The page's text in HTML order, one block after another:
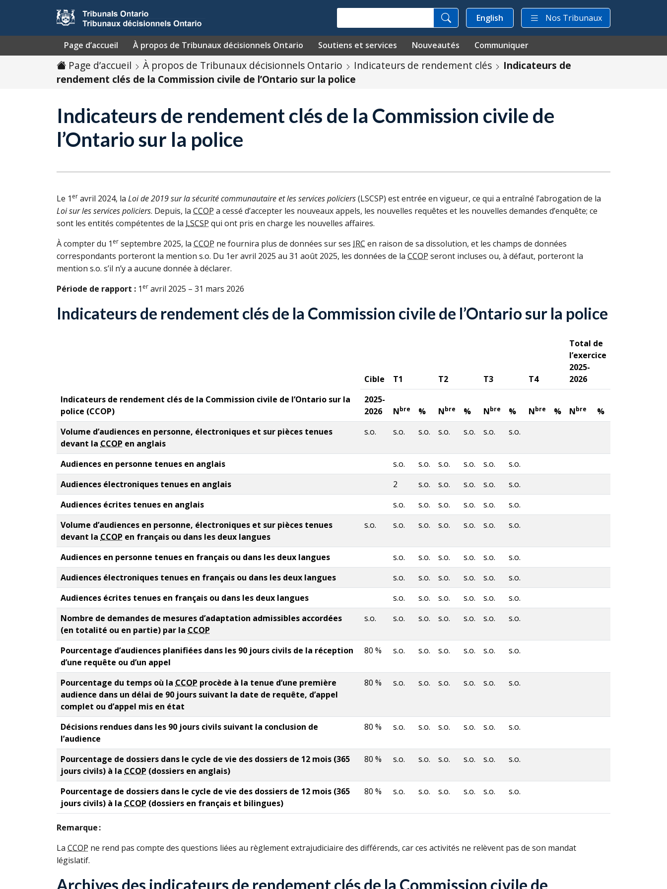
English Nos Tribunaux
Page d’accueil À propos de Tribunaux décisionnels Ontario Soutiens et services Nouveautés Communiquer
Page d’accueil À propos de Tribunaux décisionnels Ontario Indicateurs de rendement clés
Indicateurs de
rendement clés de la Commission civile de l’Ontario sur la police
Indicateurs de rendement clés de la Commission civile de
l’Ontario sur la police
Le 1 er avril 2024, la Loi de 2019 sur la sécurité communautaire et les services policiers(LSCSP) est entrée en vigueur, ce qui a entraîné l’abrogation de la
Loi sur les services policiers. Depuis, la CCOP a cessé d’accepter les nouveaux appels, les nouvelles requêtes et les nouvelles demandes d’enquête; ce
sont les entités compétentes de la LSCSP qui ont pris en charge les nouvelles affaires.
À compter du 1 er septembre 2025, la CCOP ne fournira plus de données sur ses IRC en raison de sa dissolution, et les champs de données
correspondants porteront la mention s.o. Du 1er avril 2025 au 31 août 2025, les données de la CCOP seront incluses ou, à défaut, porteront la
mention s.o. s’il n’y a aucune donnée à déclarer.
Période de rapport : 1 er avril 2025 – 31 mars 2026
Indicateurs de rendement clés de la Commission civile de l’Ontario sur la police
Indicateurs de rendement clés de la Commission civile de l’Ontario sur la
police (CCOP)
Cible T1 T2 T3 T4
Total de
l’exercice
2025-
2026
2025-
2026
Nbre % Nbre % Nbre % Nbre % Nbre
%
Volume d’audiences en personne, électroniques et sur pièces tenues
devant la CCOP en anglais
s.o. s.o. s.o. s.o. s.o. s.o. s.o.
Audiences en personne tenues en anglais s.o. s.o. s.o. s.o. s.o.
s.o.
Audiences électroniques tenues en anglais
2 s.o. s.o. s.o. s.o.
s.o.
Audiences écrites tenues en anglais
s.o. s.o. s.o. s.o. s.o.
s.o.
Volume d’audiences en personne, électroniques et sur pièces tenues
devant la CCOP en français ou dans les deux langues
s.o. s.o. s.o. s.o. s.o. s.o. s.o.
Audiences en personne tenues en français ou dans les deux langues s.o. s.o. s.o. s.o. s.o.
s.o.
Audiences électroniques tenues en français ou dans les deux langues
s.o. s.o. s.o. s.o. s.o.
s.o.
Audiences écrites tenues en français ou dans les deux langues
s.o. s.o. s.o. s.o. s.o.
s.o.
Nombre de demandes de mesures d’adaptation admissibles accordées
(en totalité ou en partie) par la CCOP
s.o. s.o. s.o. s.o. s.o. s.o. s.o.
Pourcentage d’audiences planifiées dans les 90 jours civils de la réception
d’une requête ou d’un appel
80 % s.o. s.o. s.o. s.o. s.o. s.o.
Pourcentage du temps où la CCOP procède à la tenue d’une première
audience dans un délai de 90 jours suivant la date de requête, d’appel
complet ou d’appel mis en état
80 % s.o. s.o. s.o. s.o. s.o. s.o.
Décisions rendues dans les 90 jours civils suivant la conclusion de
l’audience
80 % s.o. s.o. s.o. s.o. s.o. s.o.
Pourcentage de dossiers dans le cycle de vie des dossiers de 12 mois (365
jours civils) à la CCOP (dossiers en anglais)
80 % s.o. s.o. s.o. s.o. s.o. s.o.
Pourcentage de dossiers dans le cycle de vie des dossiers de 12 mois (365
jours civils) à la CCOP (dossiers en français et bilingues)
80 % s.o. s.o. s.o. s.o. s.o. s.o.
Remarque :
La CCOP ne rend pas compte des questions liées au règlement extrajudiciaire des différends, car ces activités ne relèvent pas de son mandat
législatif.
Archives des indicateurs de rendement clés de la Commission civile de